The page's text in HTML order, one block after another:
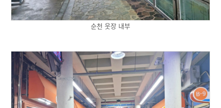
순천 웃장 내부